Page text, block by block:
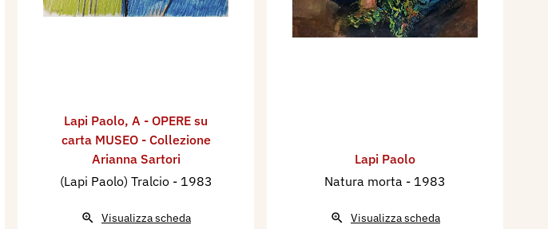
Lapi Paolo, A - OPERE su
carta MUSEO - Collezione
Arianna Sartori
(Lapi Paolo) Tralcio - 1983
Visualizza scheda
Lapi Paolo
Natura morta - 1983
Visualizza scheda